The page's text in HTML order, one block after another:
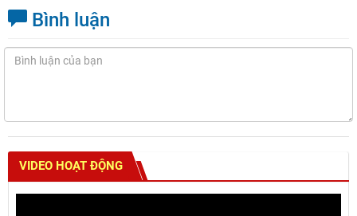
Bình luận
VIDEO HOẠT ĐỘNG